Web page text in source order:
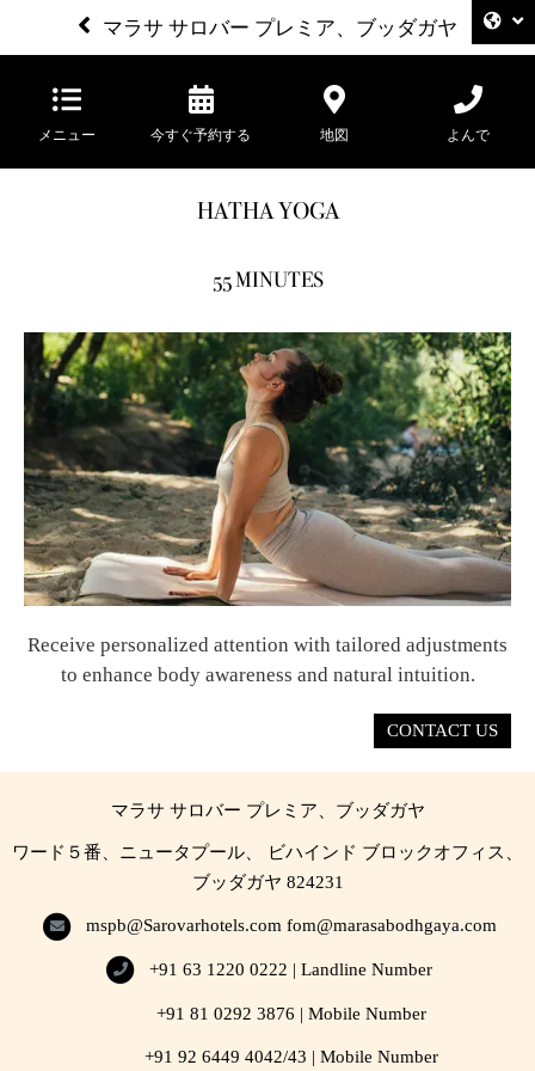
マラサ サロバー プレミア、ブッダガヤ
メニュー 今すぐ予約する 地図 よんで
HATHA YOGA
55 MINUTES
Receive personalized attention with tailored adjustments
to enhance body awareness and natural intuition.
CONTACT US
マラサ サロバー プレミア、ブッダガヤ
ワード５番、ニュータプール、 ビハインド ブロックオフィス、
ブッダガヤ 824231
mspb@Sarovarhotels.com fom@marasabodhgaya.com
+91 63 1220 0222 | Landline Number
+91 81 0292 3876 | Mobile Number
+91 92 6449 4042/43 | Mobile Number